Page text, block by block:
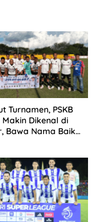
Turnamen, PSKB
Makin Dikenal di
Bawa Nama Baik